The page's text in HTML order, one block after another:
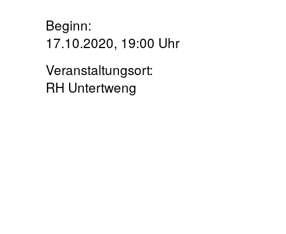
Beginn:
17.10.2020, 19:00 Uhr
Veranstaltungsort:
RH Untertweng